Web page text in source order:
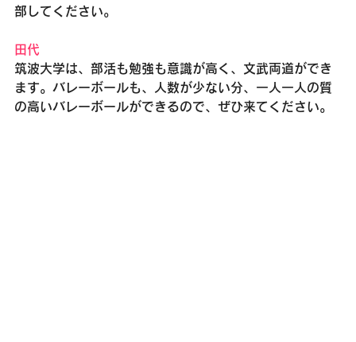
部してください。
田代
筑波大学は、部活も勉強も意識が高く、文武両道ができ
ます。バレーボールも、人数が少ない分、一人一人の質
の高いバレーボールができるので、ぜひ来てください。